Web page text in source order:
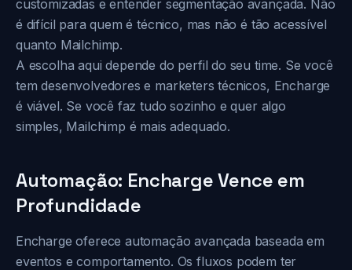
customizadas e entender segmentação avançada. Não
é difícil para quem é técnico, mas não é tão acessível
quanto Mailchimp.
A escolha aqui depende do perfil do seu time. Se você
tem desenvolvedores e marketers técnicos, Encharge
é viável. Se você faz tudo sozinho e quer algo
simples, Mailchimp é mais adequado.
Automação: Encharge Vence em
Profundidade
Encharge oferece automação avançada baseada em
eventos e comportamento. Os fluxos podem ter